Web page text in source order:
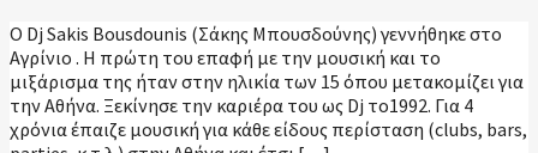
Ο Dj Sakis Bousdounis (Σάκης Μπουσδούνης) γεννήθηκε στο
Αγρίνιο . Η πρώτη του επαφή με την μουσική και το
μιξάρισμα της ήταν στην ηλικία των 15 όπου μετακομίζει για
την Αθήνα. Ξεκίνησε την καριέρα του ως Dj το1992. Για 4
χρόνια έπαιζε μουσική για κάθε είδους περίσταση (clubs, bars,